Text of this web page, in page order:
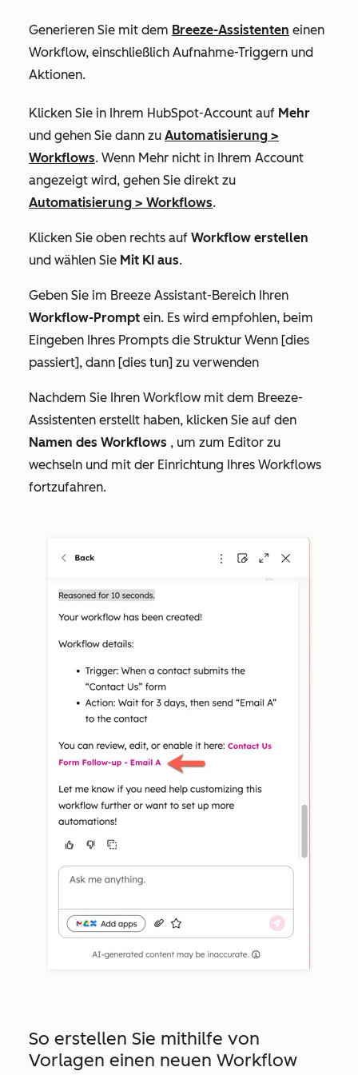
Generieren Sie mit dem Breeze-Assistenten einen
Workflow, einschließlich Aufnahme-Triggern und
Aktionen.
Klicken Sie in Ihrem HubSpot-Account auf Mehr
und gehen Sie dann zu Automatisierung >
Workflows. Wenn Mehr nicht in Ihrem Account
angezeigt wird, gehen Sie direkt zu
Automatisierung > Workflows.
Klicken Sie oben rechts auf Workflow erstellen
und wählen Sie Mit KI aus.
Geben Sie im Breeze Assistant-Bereich Ihren
Workflow-Prompt ein. Es wird empfohlen, beim
Eingeben Ihres Prompts die Struktur Wenn [dies
passiert], dann [dies tun] zu verwenden
Nachdem Sie Ihren Workflow mit dem Breeze-
Assistenten erstellt haben, klicken Sie auf den
Namen des Workflows , um zum Editor zu
wechseln und mit der Einrichtung Ihres Workflows
fortzufahren.
So erstellen Sie mithilfe von
Vorlagen einen neuen Workflow